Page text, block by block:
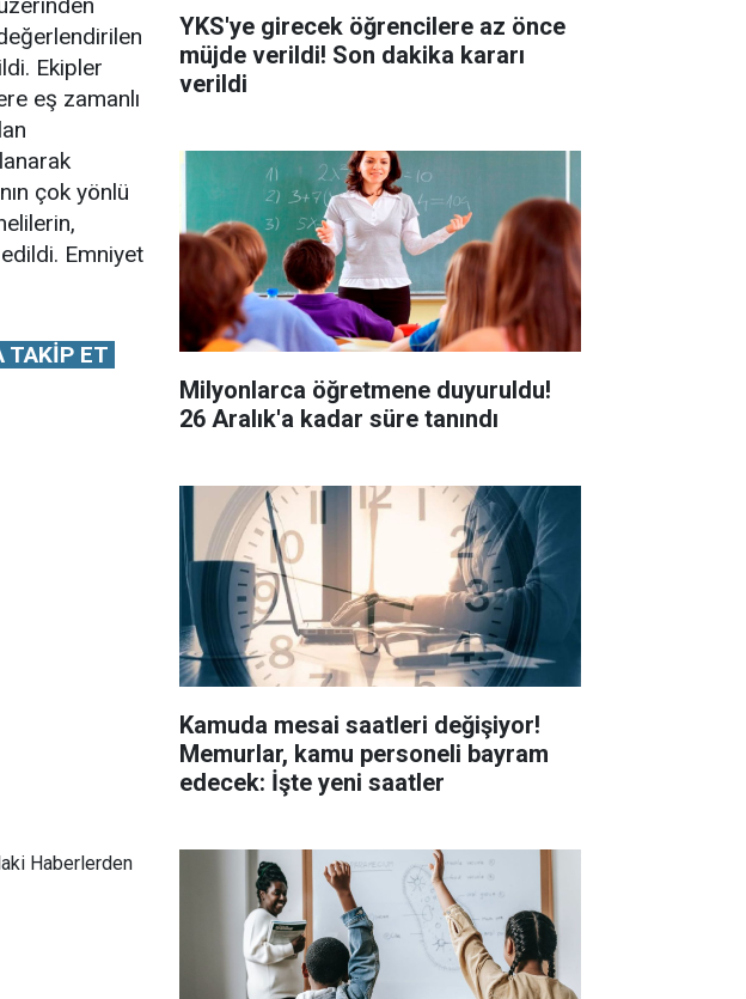
Ekipler
eş zamanlı
çok yönlü
Emniyet
TAKİP ET
Haberlerden
YKS'ye girecek öğrencilere az önce
müjde verildi! Son dakika kararı
verildi
Milyonlarca öğretmene duyuruldu!
26 Aralık'a kadar süre tanındı
Kamuda mesai saatleri değişiyor!
Memurlar, kamu personeli bayram
edecek: İşte yeni saatler